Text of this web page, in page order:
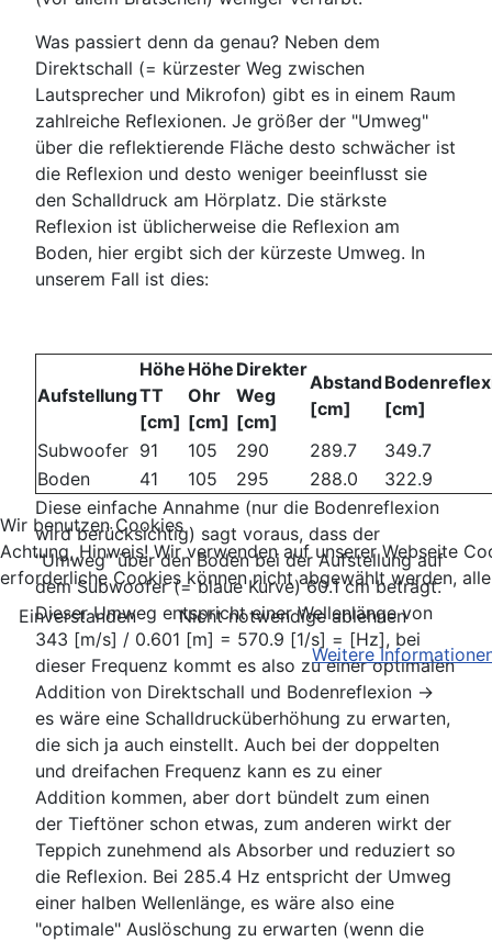
Was passiert denn da genau? Neben dem
Direktschall (= kürzester Weg zwischen
Lautsprecher und Mikrofon) gibt es in einem Raum
zahlreiche Reflexionen. Je größer der "Umweg"
über die reflektierende Fläche desto schwächer ist
die Reflexion und desto weniger beeinflusst sie
den Schalldruck am Hörplatz. Die stärkste
Reflexion ist üblicherweise die Reflexion am
Boden, hier ergibt sich der kürzeste Umweg. In
unserem Fall ist dies:
Aufstellung
Höhe
TT
[cm]
Höhe
Ohr
[cm]
Direkter
Weg
[cm]
Abstand
[cm]
[cm]
Subwoofer 91 105 290 289.7
349.7
Boden
41 105 295 288.0
322.9
Diese einfache Annahme (nur die Bodenreflexion
wird berücksichtig) sagt voraus, dass der
"Umweg" über den Boden bei der Aufstellung auf
dem Subwoofer (= blaue Kurve) 60.1 cm beträgt.
Dieser Umweg entspricht einer Wellenlänge von
343 [m/s] / 0.601 [m] = 570.9 [1/s] = [Hz], bei
dieser Frequenz kommt es also zu einer optimalen
Addition von Direktschall und Bodenreflexion ->
es wäre eine Schalldrucküberhöhung zu erwarten,
die sich ja auch einstellt. Auch bei der doppelten
und dreifachen Frequenz kann es zu einer
Addition kommen, aber dort bündelt zum einen
der Tieftöner schon etwas, zum anderen wirkt der
Teppich zunehmend als Absorber und reduziert so
die Reflexion. Bei 285.4 Hz entspricht der Umweg
einer halben Wellenlänge, es wäre also eine
"optimale" Auslöschung zu erwarten (wenn die
Wir benutzen Cookies
Achtung, Hinweis! Wir verwenden auf unserer Webseite
erforderliche Cookies können nicht abgewählt werden,
Einverstanden
Nicht notwendige ablehnen
Weitere